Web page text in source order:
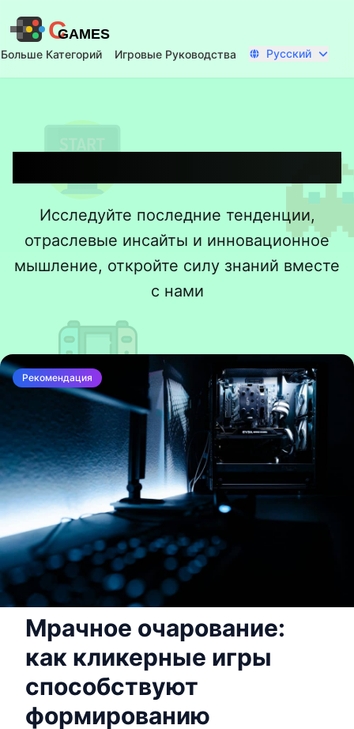
CGAMES
Больше Категорий Игровые Руководства Русский
Исследуйте последние тенденции,
отраслевые инсайты и инновационное
мышление, откройте силу знаний вместе
с нами
Рекомендация
ОБЩЕСТВО
Мрачное очарование:
как кликерные игры
способствуют
формированию